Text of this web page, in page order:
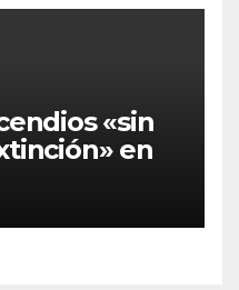
«sin
en
Madrid
la